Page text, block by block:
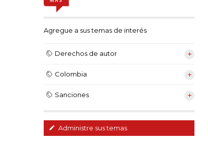
Agregue a sus temas de interés
Derechos de autor
Colombia
Sanciones
Administre sus temas